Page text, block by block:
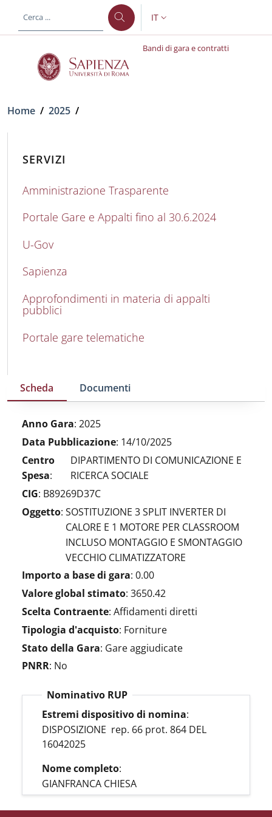
al contenuto principale
SELETTORE LINGUA:
IT
Bandi di gara e contratti
Briciole di pane
Home / 2025 /
SERVIZI
Amministrazione Trasparente
Portale Gare e Appalti fino al 30.6.2024
U-Gov
Sapienza
Approfondimenti in materia di appalti
pubblici
Portale gare telematiche
Scheda Documenti
Anno Gara: 2025
Data Pubblicazione: 14/10/2025
Centro
Spesa:
DIPARTIMENTO DI COMUNICAZIONE E
RICERCA SOCIALE
CIG: B89269D37C
Oggetto: SOSTITUZIONE 3 SPLIT INVERTER DI
CALORE E 1 MOTORE PER CLASSROOM
INCLUSO MONTAGGIO E SMONTAGGIO
VECCHIO CLIMATIZZATORE
Importo a base di gara: 0.00
Valore global stimato: 3650.42
Scelta Contraente: Affidamenti diretti
Tipologia d'acquisto: Forniture
Stato della Gara: Gare aggiudicate
PNRR: No
Nominativo RUP
Estremi dispositivo di nomina:
DISPOSIZIONE rep. 66 prot. 864 DEL
16042025
Nome completo:
GIANFRANCA CHIESA